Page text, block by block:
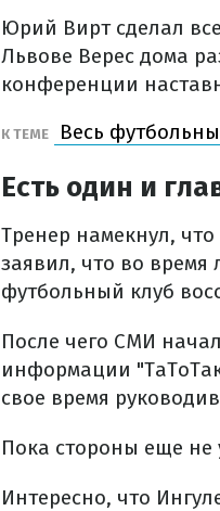
Юрий Вирт сделал
Львове Верес дома
конференции
К ТЕМЕ Весь
Есть один и
Тренер намекнул,
заявил, что во время
футбольный клуб
После чего СМИ
информации
свое время
Пока стороны еще не
Интересно, что